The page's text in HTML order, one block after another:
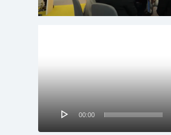
00:00